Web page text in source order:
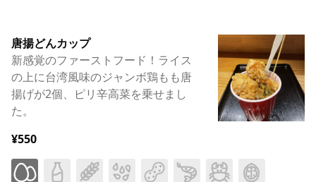
唐揚どんカップ
新感覚のファーストフード！ライス
の上に台湾風味のジャンボ鶏もも唐
揚げが2個、ピリ辛高菜を乗せまし
た。
¥550